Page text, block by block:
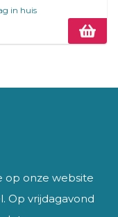
in huis
op onze website
Op vrijdagavond